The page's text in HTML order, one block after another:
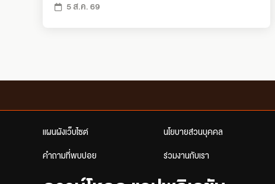
5 ส.ค. 69
แผนผังเว็บไซต์ นโยบายส่วนบุคคล
คำถามที่พบบ่อย ร่วมงานกับเรา